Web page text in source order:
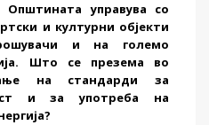
Општината управува со
и културни објекти
и на големо
Што се презема во
на стандарди за
и за употреба на